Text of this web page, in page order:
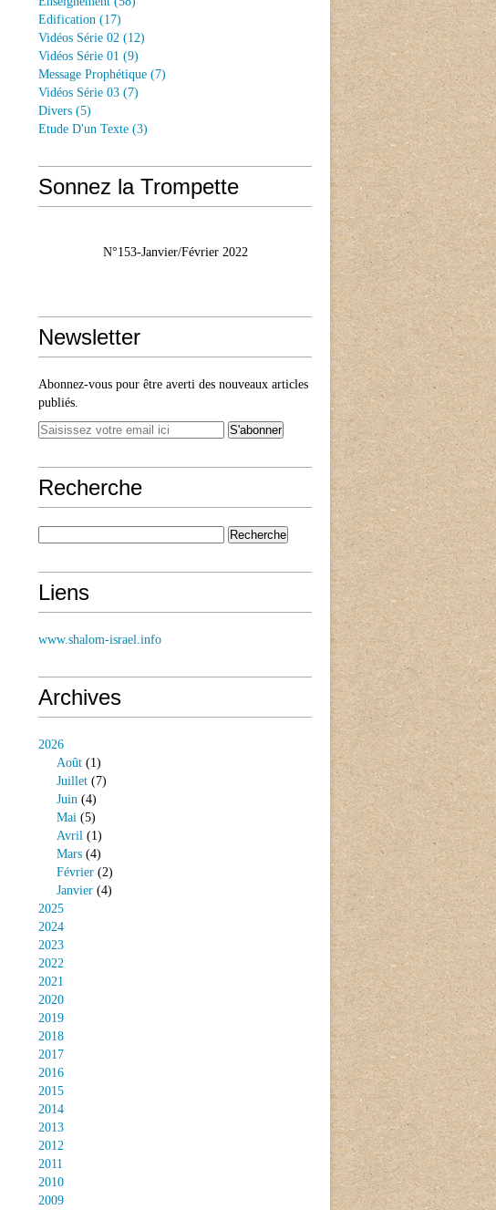
Edification (17)
Vidéos Série 02 (12)
Vidéos Série 01 (9)
Message Prophétique (7)
Vidéos Série 03 (7)
Divers (5)
Etude D'un Texte (3)
Sonnez la Trompette
N°153-Janvier/Février 2022
Newsletter
Abonnez-vous pour être averti des nouveaux articles
publiés.
Recherche
Liens
www.shalom-israel.info
Archives
2026
Août (1)
Juillet (7)
Juin (4)
Mai (5)
Avril (1)
Mars (4)
Février (2)
Janvier (4)
2025
2024
2023
2022
2021
2020
2019
2018
2017
2016
2015
2014
2013
2012
2011
2010
2009